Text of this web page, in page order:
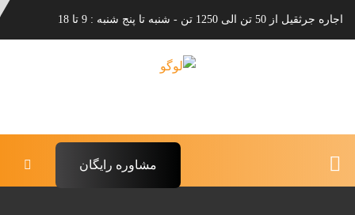
اجاره جرثقیل از 50 تن الی 1250 تن - شنبه تا پنج شنبه : 9 تا 18
مشاوره رایگان